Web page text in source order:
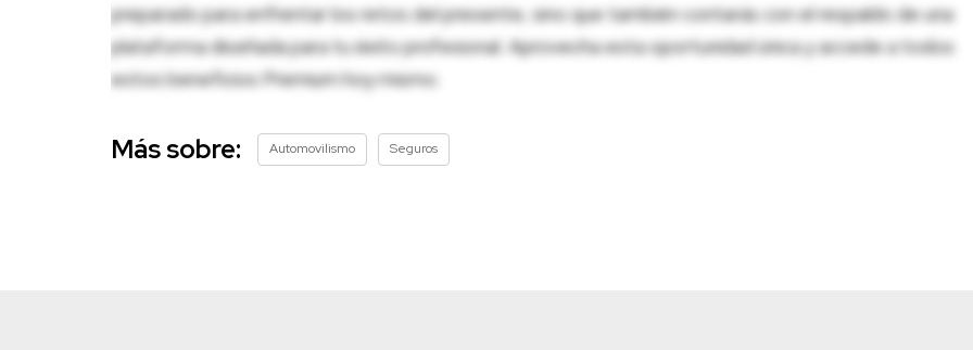
preparado para enfrentar los retos del presente, sino que también contarás con el respaldo de una
plataforma diseñada para tu éxito profesional. Aprovecha esta oportunidad única y accede a todos
estos beneficios Premium hoy mismo.
Más sobre: Automovilismo Seguros